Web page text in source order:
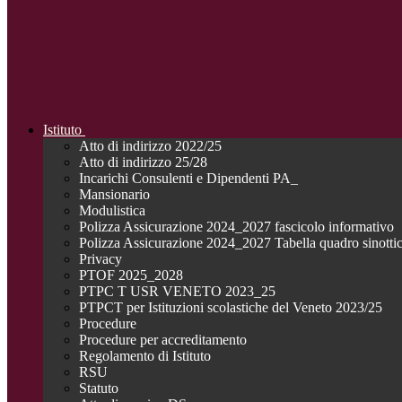
Istituto
Atto di indirizzo 2022/25
Atto di indirizzo 25/28
Incarichi Consulenti e Dipendenti PA_
Mansionario
Modulistica
Polizza Assicurazione 2024_2027 fascicolo informativo
Polizza Assicurazione 2024_2027 Tabella quadro
Privacy
PTOF 2025_2028
PTPC T USR VENETO 2023_25
PTPCT per Istituzioni scolastiche del Veneto 2023/25
Procedure
Procedure per accreditamento
Regolamento di Istituto
RSU
Statuto